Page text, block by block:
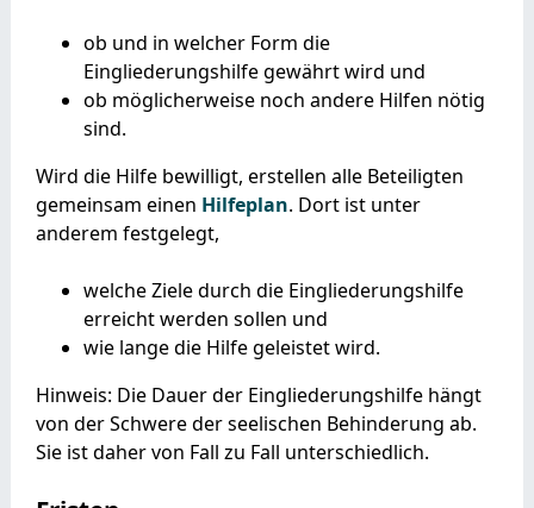
ob und in welcher Form die
Eingliederungshilfe gewährt wird und
ob möglicherweise noch andere Hilfen nötig
sind.
Wird die Hilfe bewilligt, erstellen alle Beteiligten
gemeinsam einen Hilfeplan. Dort ist unter
anderem festgelegt,
welche Ziele durch die Eingliederungshilfe
erreicht werden sollen und
wie lange die Hilfe geleistet wird.
Hinweis: Die Dauer der Eingliederungshilfe hängt
von der Schwere der seelischen Behinderung ab.
Sie ist daher von Fall zu Fall unterschiedlich.